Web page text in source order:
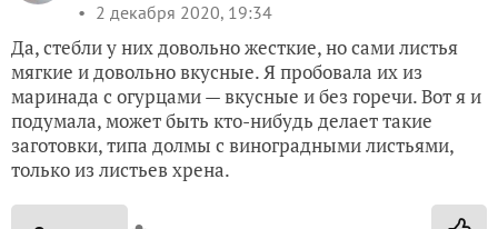
2 декабря 2020, 19:34
Да, стебли у них довольно жесткие, но сами листья
мягкие и довольно вкусные. Я пробовала их из
маринада с огурцами — вкусные и без горечи. Вот я и
подумала, может быть кто-нибудь делает такие
заготовки, типа долмы с виноградными листьями,
только из листьев хрена.